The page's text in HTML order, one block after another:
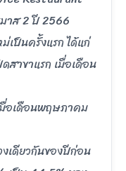
าส 2 ปี 2566
เป็นครั้งแรก ได้แก่
สาขาแรก เมื่อเดือน
มื่อเดือนพฤษภาคม
เดียวกันของปีก่อน